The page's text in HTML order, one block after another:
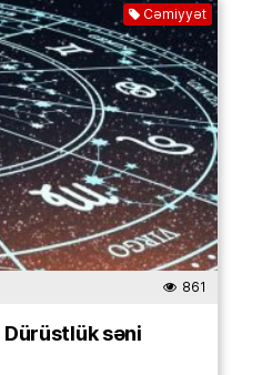
Cəmiyyət
861
Dürüstlük səni